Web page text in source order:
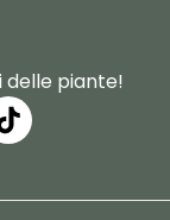
delle piante!